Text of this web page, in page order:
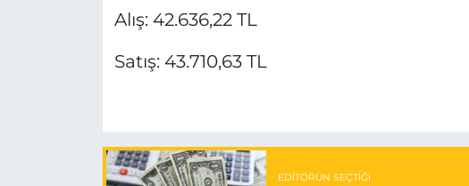
Alış: 42.636,22 TL
Satış: 43.710,63 TL
EDITÖRÜN SEÇTIĞI